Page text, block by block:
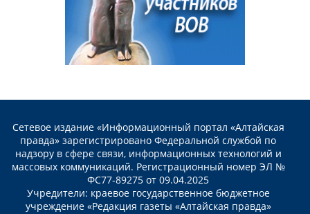
Сетевое издание «Информационный портал «Алтайская
правда» зарегистрировано Федеральной службой по
надзору в сфере связи, информационных технологий и
массовых коммуникаций. Регистрационный номер ЭЛ №
ФС77-89275 от 09.04.2025
Учредители: краевое государственное бюджетное
учреждение «Редакция газеты «Алтайская правда»